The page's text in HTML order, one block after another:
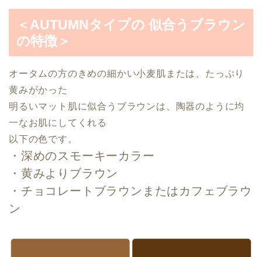
＜AUTUMNタイプの 似合うブラウン
の特徴＞
オータムの方のきめの細かい小麦肌または、たっぷり
黄みがかった
明るいマット肌に似合うブラウンは、陶器のように均
一なお肌にしてくれる
以下の色です。
・深めのスモーキーカラー
・黄みよりブラウン
・チョコレートブラウンまたはカフェブラウ
ン